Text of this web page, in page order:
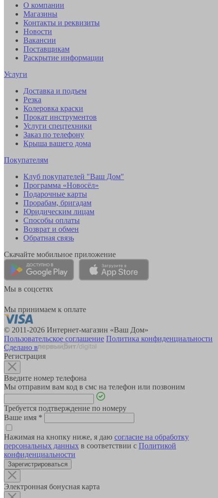
О компании
Магазины
Контакты и реквизиты
Новости
Вакансии
Поставщикам
Раскрытие информации
Услуги
Доставка и подъем
Резка
Колеровка краски
Прокат инструментов
Услуги спецтехники
Заказ по телефону
Крыша вашего дома
Покупателям
Клуб покупателей "Ваш Дом"
Программа «Новосёл»
Подарочные карты
Прорабам, бригадам
Юридическим лицам
Способы оплаты
Возврат и обмен
Обратная связь
Скачайте мобильное приложение
Мы в соцсетях
Мы принимаем к оплате
© 2011-2026 Интернет-магазин «Ваш Дом»
Пользовательское соглашение Политика конфиденциальности
Сделано в
Регистрация
Введите номер телефона
Мы отправим вам код в смс на телефон или позвоним
Требуется подтверждение по номеру
Ваше имя *
Нажимая на кнопку ниже, я даю согласие на обработку
персональных данных в соответствии с Политикой
конфиденциальности
Зарегистрироваться
Электронная бонусная карта